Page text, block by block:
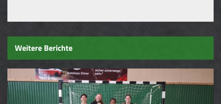
Weitere Berichte